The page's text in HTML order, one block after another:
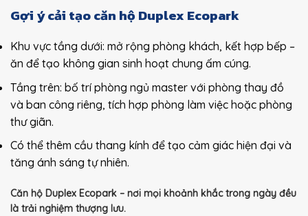
Gợi ý cải tạo căn hộ Duplex Ecopark
Khu vực tầng dưới: mở rộng phòng khách, kết hợp bếp –
ăn để tạo không gian sinh hoạt chung ấm cúng.
Tầng trên: bố trí phòng ngủ master với phòng thay đồ
và ban công riêng, tích hợp phòng làm việc hoặc phòng
thư giãn.
Có thể thêm cầu thang kính để tạo cảm giác hiện đại và
tăng ánh sáng tự nhiên.
Căn hộ Duplex Ecopark – nơi mọi khoảnh khắc trong ngày đều
là trải nghiệm thượng lưu.